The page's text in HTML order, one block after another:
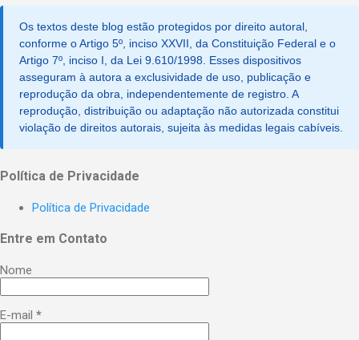
r
u
m
c
m
e
n
r
o
Os textos deste blog estão protegidos por direito autoral,
conforme o Artigo 5º, inciso XXVII, da Constituição Federal e o
Artigo 7º, inciso I, da Lei 9.610/1998. Esses dispositivos
asseguram à autora a exclusividade de uso, publicação e
reprodução da obra, independentemente de registro. A
reprodução, distribuição ou adaptação não autorizada constitui
violação de direitos autorais, sujeita às medidas legais cabíveis.
Política de Privacidade
Política de Privacidade
Entre em Contato
Nome
E-mail *